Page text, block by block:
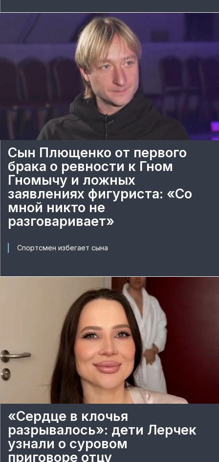
Сын Плющенко от первого
брака о ревности к Гном
Гномычу и ложных
заявлениях фигуриста: «Со
мной никто не
разговаривает»
Спортсмен избегает сына
«Сердце в клочья
разрывалось»: дети Лерчек
узнали о суровом
приговоре отцу